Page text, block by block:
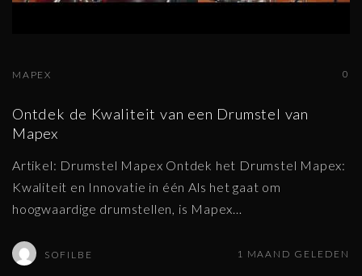
0
MAPEX
Ontdek de Kwaliteit van een Drumstel van
Mapex
Artikel: Drumstel Mapex Ontdek het Drumstel Mapex:
Kwaliteit en Innovatie in één Als het gaat om
hoogwaardige drumstellen, is Mapex…
SOFILBE 1 MAAND GELEDEN